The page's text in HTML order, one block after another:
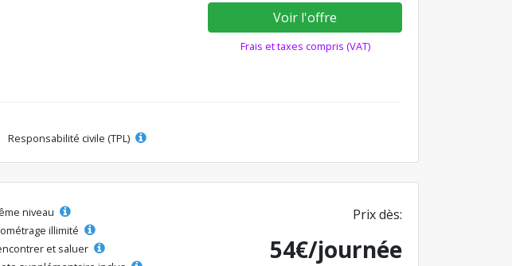
Voir l'offre
Frais et taxes compris (VAT)
Responsabilité civile (TPL)
niveau
illimité
et saluer
Prix dès:
54€/journée